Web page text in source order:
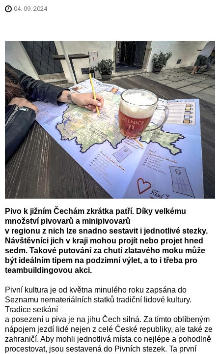
04. 09. 2024
Pivo k jižním Čechám zkrátka patří. Díky velkému
množství pivovarů a minipivovarů
v regionu z nich lze snadno sestavit i jednotlivé stezky.
Návštěvníci jich v kraji mohou projít nebo projet hned
sedm. Takové putování za chutí zlatavého moku může
být ideálním tipem na podzimní výlet, a to i třeba pro
teambuildingovou akci.
Pivní kultura je od května minulého roku zapsána do
Seznamu nemateriálních statků tradiční lidové kultury.
Tradice setkání
a posezení u piva je na jihu Čech silná. Za tímto oblíbeným
nápojem jezdí lidé nejen z celé České republiky, ale také ze
zahraničí. Aby mohli jednotlivá místa co nejlépe a pohodlně
procestovat, jsou sestavená do Pivních stezek. Ta první